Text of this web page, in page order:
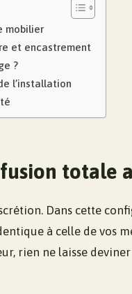
mobilier
et encastrement
?
l’installation
totale
Dans cette
à celle de vos
rien ne laisse